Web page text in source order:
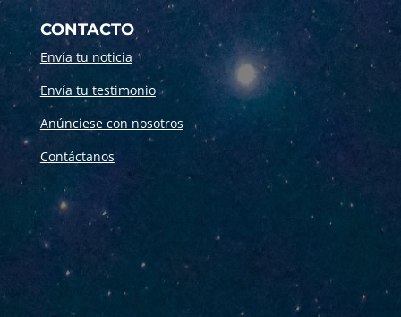
CONTACTO
Envía tu noticia
Envía tu testimonio
Anúnciese con nosotros
Contáctanos